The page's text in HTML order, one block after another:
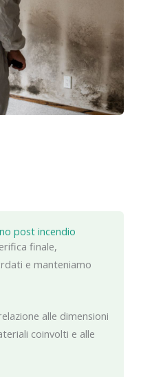
post incendio
finale,
e manteniamo
alle dimensioni
coinvolti e alle